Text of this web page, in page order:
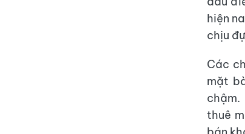
hiện
chịu
Các
mặt
chậm.
thuê